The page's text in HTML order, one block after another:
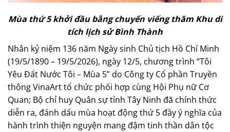
Mùa thứ 5 khởi đầu bằng chuyến viếng thăm Khu di
tích lịch sử Bình Thành
Nhân kỷ niệm 136 năm Ngày sinh Chủ tịch Hồ Chí Minh
(19/5/1890 – 19/5/2026), ngày 12/5, chương trình “Tôi
Yêu Đất Nước Tôi – Mùa 5” do Công ty Cổ phần Truyền
thông VinaArt tổ chức phối hợp cùng Hội Phụ nữ Cơ
Quan; Bộ chỉ huy Quân sự tỉnh Tây Ninh đã chính thức
diễn ra, đánh dấu mùa hoạt động thứ 5 đầy ý nghĩa của
hành trình thiện nguyện mang đậm tinh thần dân tộc